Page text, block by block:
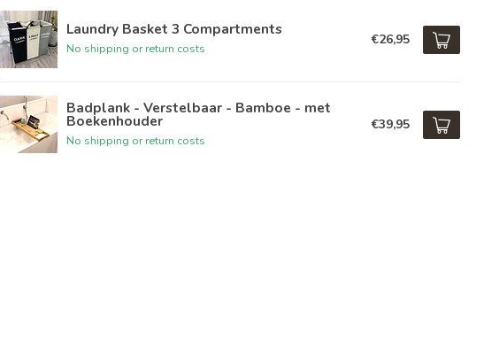
Laundry Basket 3 Compartments
No shipping or return costs
€26,95
Badplank - Verstelbaar - Bamboe - met
Boekenhouder
No shipping or return costs
€39,95